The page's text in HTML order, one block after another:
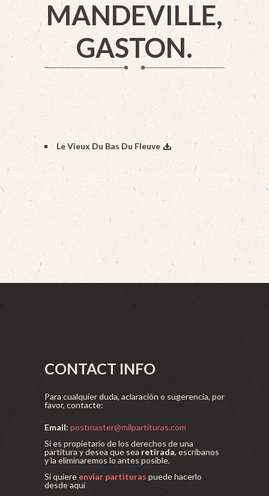
MANDEVILLE,
GASTON.
Le Vieux Du Bas Du Fleuve
CONTACT INFO
Para cualquier duda, aclaración o sugerencia, por
favor, contacte:
Email: postmaster@milpartituras.com
Si es propietario de los derechos de una
partitura y desea que sea retirada, escríbanos
y la eliminaremos lo antes posible.
Si quiere enviar partituras puede hacerlo
desde aquí